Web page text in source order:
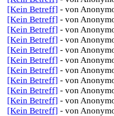
[Kein Betreff] - von
[Kein Betreff] - von
[Kein Betreff] - von
[Kein Betreff] - von
[Kein Betreff] - von
[Kein Betreff] - von
[Kein Betreff] - von
[Kein Betreff] - von
[Kein Betreff] - von
[Kein Betreff] - von
[Kein Betreff] - von